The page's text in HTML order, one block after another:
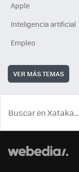
Apple
Inteligencia artificial
Empleo
VER MÁS TEMAS